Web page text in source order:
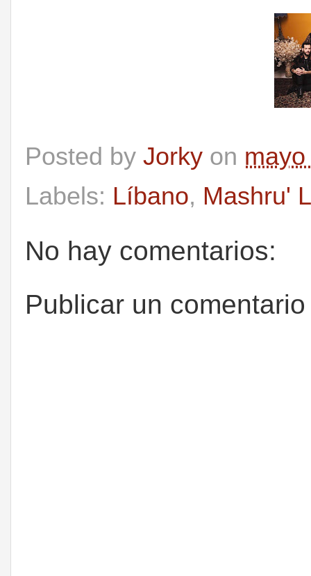
Posted by Jorky on
Labels: Líbano, Mashru'
No hay comentarios:
Publicar un comentario